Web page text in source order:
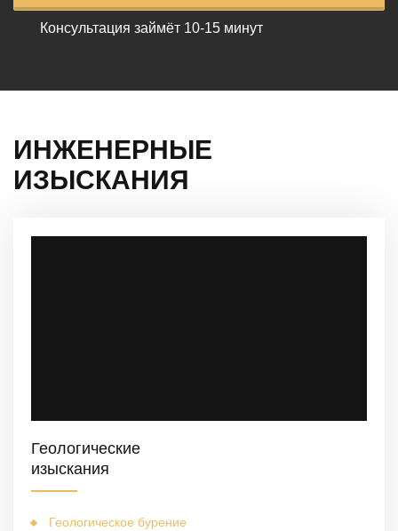
Консультация займёт 10-15 минут
ИНЖЕНЕРНЫЕ
ИЗЫСКАНИЯ
Геологические
изыскания
Геологическое бурение